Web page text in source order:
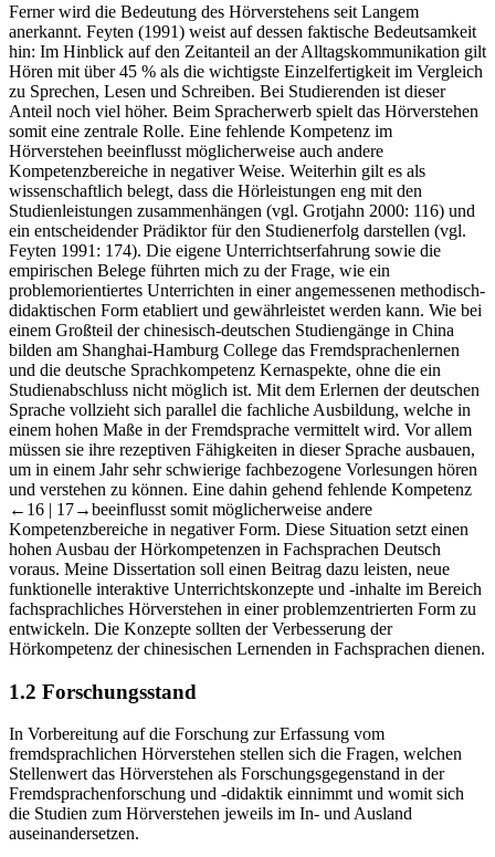
Ferner wird die Bedeutung des Hörverstehens seit Langem
anerkannt. Feyten (1991) weist auf dessen faktische Bedeutsamkeit
hin: Im Hinblick auf den Zeitanteil an der Alltagskommunikation gilt
Hören mit über 45 % als die wichtigste Einzelfertigkeit im Vergleich
zu Sprechen, Lesen und Schreiben. Bei Studierenden ist dieser
Anteil noch viel höher. Beim Spracherwerb spielt das Hörverstehen
somit eine zentrale Rolle. Eine fehlende Kompetenz im
Hörverstehen beeinflusst möglicherweise auch andere
Kompetenzbereiche in negativer Weise. Weiterhin gilt es als
wissenschaftlich belegt, dass die Hörleistungen eng mit den
Studienleistungen zusammenhängen (vgl. Grotjahn 2000: 116) und
ein entscheidender Prädiktor für den Studienerfolg darstellen (vgl.
Feyten 1991: 174). Die eigene Unterrichtserfahrung sowie die
empirischen Belege führten mich zu der Frage, wie ein
problemorientiertes Unterrichten in einer angemessenen methodisch-
didaktischen Form etabliert und gewährleistet werden kann. Wie bei
einem Großteil der chinesisch-deutschen Studiengänge in China
bilden am Shanghai-Hamburg College das Fremdsprachenlernen
und die deutsche Sprachkompetenz Kernaspekte, ohne die ein
Studienabschluss nicht möglich ist. Mit dem Erlernen der deutschen
Sprache vollzieht sich parallel die fachliche Ausbildung, welche in
einem hohen Maße in der Fremdsprache vermittelt wird. Vor allem
müssen sie ihre rezeptiven Fähigkeiten in dieser Sprache ausbauen,
um in einem Jahr sehr schwierige fachbezogene Vorlesungen hören
und verstehen zu können. Eine dahin gehend fehlende Kompetenz
←16 | 17→beeinflusst somit möglicherweise andere
Kompetenzbereiche in negativer Form. Diese Situation setzt einen
hohen Ausbau der Hörkompetenzen in Fachsprachen Deutsch
voraus. Meine Dissertation soll einen Beitrag dazu leisten, neue
funktionelle interaktive Unterrichtskonzepte und -inhalte im Bereich
fachsprachliches Hörverstehen in einer problemzentrierten Form zu
entwickeln. Die Konzepte sollten der Verbesserung der
Hörkompetenz der chinesischen Lernenden in Fachsprachen dienen.
1.2 Forschungsstand
In Vorbereitung auf die Forschung zur Erfassung vom
fremdsprachlichen Hörverstehen stellen sich die Fragen, welchen
Stellenwert das Hörverstehen als Forschungsgegenstand in der
Fremdsprachenforschung und -didaktik einnimmt und womit sich
die Studien zum Hörverstehen jeweils im In- und Ausland
auseinandersetzen.